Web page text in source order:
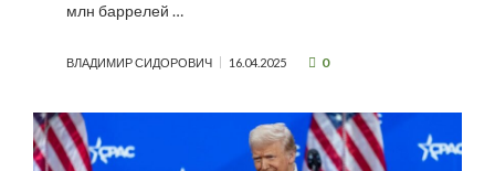
млн баррелей …
ВЛАДИМИР СИДОРОВИЧ 16.04.2025 0